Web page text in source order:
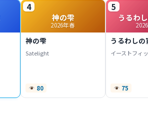
4
神の雫
2026年春
神の雫
Satelight
80
5
うるわ
うるわしの
イーストフィ
75